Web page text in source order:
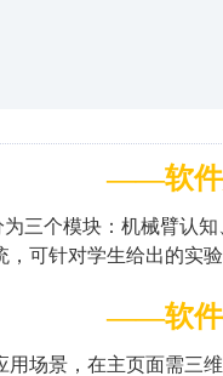
——软
为三个模块：机械臂认
可针对学生给出的实
——软
用场景，在主页面需三